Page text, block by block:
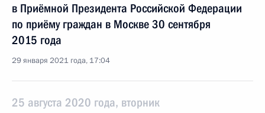
в Приёмной Президента Российской Федерации
по приёму граждан в Москве 30 сентября
2015 года
29 января 2021 года, 17:04
25 августа 2020 года, вторник